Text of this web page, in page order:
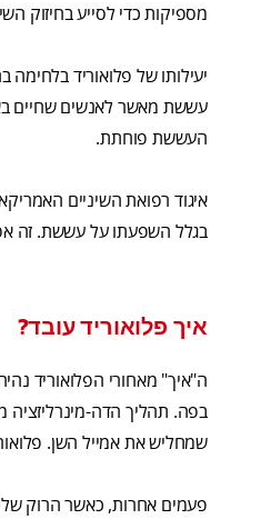
מספיקות כדי לסייע בחיזוק
עששת מאשר לאנשים שחיים
העששת פוחתת.
איגוד רפואת השיניים
בגלל השפעתו על עששת. זה
איך פלואוריד עובד?
ה"איך" מאחורי הפלואוריד
בפה. תהליך הדה-מינרליזציה
שמחליש את אמייל השן.
פעמים אחרות, כאשר הרוק